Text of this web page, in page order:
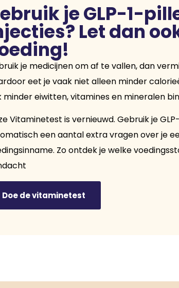
je GLP-1-
Let dan
je medicijnen om af te vallen, dan
eet je vaak niet alleen minder
minder eiwitten, vitamines en mineralen
Vitaminetest is vernieuwd. Gebruik je
een aantal extra vragen over je
Zo ontdek je welke
Doe de vitaminetest